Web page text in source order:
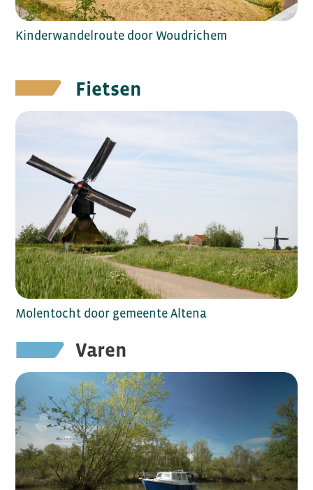
Kinderwandelroute door Woudrichem
Fietsen
Molentocht door gemeente Altena
Varen